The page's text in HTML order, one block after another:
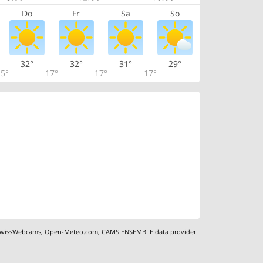
Do Fr Sa So
32°
17°
32°
17°
31°
17°
29°
,Open-Meteo.com,CAMS ENSEMBLE data provider